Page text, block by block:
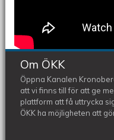
Om ÖKK
Öppna Kanalen
att vi finns till för att ge
plattform att få uttrycka
ÖKK ha möjligheten att